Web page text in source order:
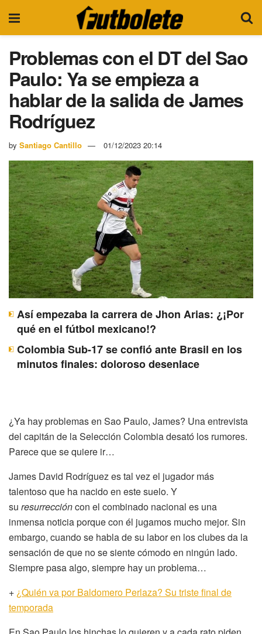
Problemas con el DT del Sao
Paulo: Ya se empieza a
hablar de la salida de James
Rodríguez
by Santiago Cantillo 01/12/2023 20:14
Así empezaba la carrera de Jhon Arias: ¿¡Por
qué en el fútbol mexicano!?
Colombia Sub-17 se confió ante Brasil en los
minutos finales: doloroso desenlace
¿Ya hay problemas en Sao Paulo, James? Una entrevista
del capitán de la Selección Colombia desató los rumores.
Parece que se quiere ir…
James David Rodríguez es tal vez el jugador más
talentoso que ha nacido en este suelo. Y
su resurreccióncon el combinado nacional es una
inmensa noticia porque con él jugamos mucho mejor. Sin
embargo, cuando se habla de su labor en los clubes da la
sensación de que no se siente cómodo en ningún lado.
Siempre pasa algo, siempre hay un problema…
+ ¿Quién va por Baldomero Perlaza? Su triste final de
temporada